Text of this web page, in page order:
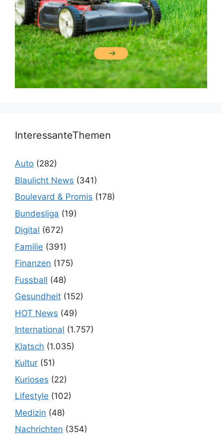
InteressanteThemen
Auto (282)
Blaulicht News (341)
Boulevard & Promis (178)
Bundesliga (19)
Digital (672)
Familie (391)
Finanzen (175)
Fussball (48)
Gesundheit (152)
HOT News (49)
International (1.757)
Klatsch (1.035)
Kultur (51)
Kurioses (22)
Lifestyle (102)
Medizin (48)
Nachrichten (354)